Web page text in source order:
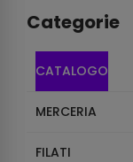
Categorie
CATALOGO
MERCERIA
FILATI